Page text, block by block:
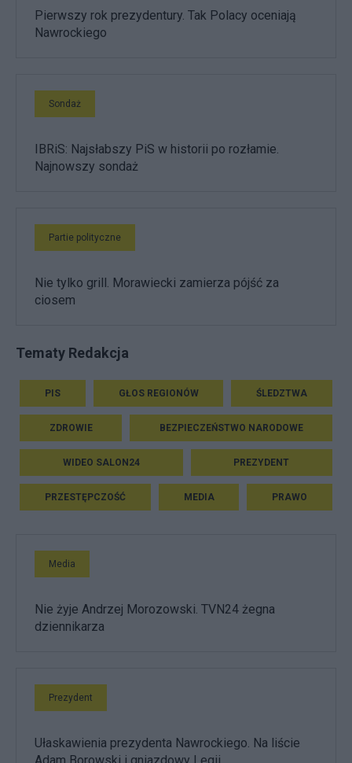
Pierwszy rok prezydentury. Tak Polacy oceniają
Nawrockiego
Sondaż
IBRiS: Najsłabszy PiS w historii po rozłamie.
Najnowszy sondaż
Partie polityczne
Nie tylko grill. Morawiecki zamierza pójść za
ciosem
Tematy Redakcja
PIS GŁOS REGIONÓW ŚLEDZTWA
ZDROWIE BEZPIECZEŃSTWO NARODOWE
WIDEO SALON24 PREZYDENT
PRZESTĘPCZOŚĆ MEDIA PRAWO
Media
Nie żyje Andrzej Morozowski. TVN24 żegna
dziennikarza
Prezydent
Ułaskawienia prezydenta Nawrockiego. Na liście
Adam Borowski i gniazdowy Legii